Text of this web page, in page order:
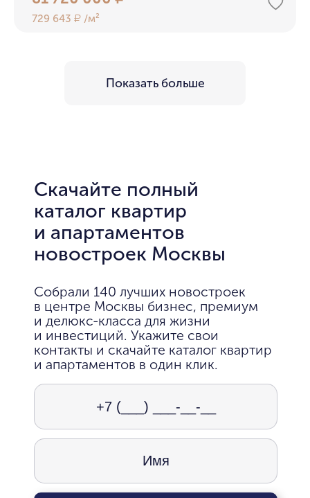
729 643₽ /м²
Показать больше
Скачайте полный
каталог квартир
и апартаментов
новостроек Москвы
Собрали 140 лучших новостроек
в центре Москвы бизнес, премиум
и делюкс-класса для жизни
и инвестиций. Укажите свои
контакты и скачайте каталог квартир
и апартаментов в один клик.